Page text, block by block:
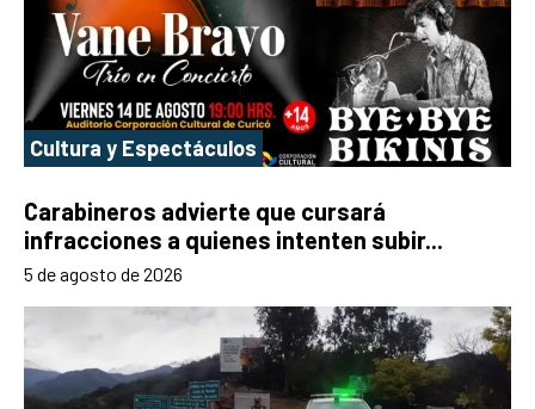
Cultura y Espectáculos
Carabineros advierte que cursará
infracciones a quienes intenten subir...
5 de agosto de 2026